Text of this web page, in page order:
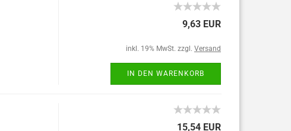
9,63 EUR
inkl. 19% MwSt. zzgl. Versand
IN DEN WARENKORB
15,54 EUR